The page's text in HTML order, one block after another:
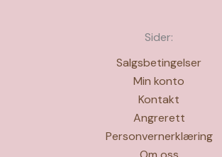
Sider:
Salgsbetingelser
Min konto
Kontakt
Angrerett
Personvernerklæring